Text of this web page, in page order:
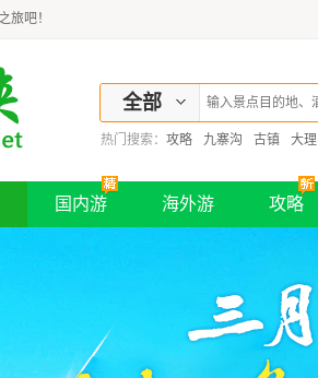
旅吧！
全部
热门搜索： 攻略 九寨沟 古镇 大理
国内游 海外游 攻略